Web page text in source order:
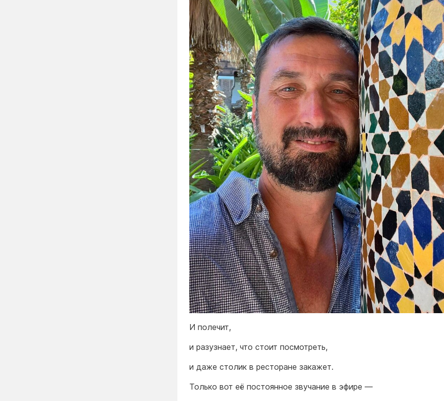
И полечит,
и разузнает, что стоит посмотреть,
и даже столик в ресторане закажет.
Только вот её постоянное звучание в эфире —